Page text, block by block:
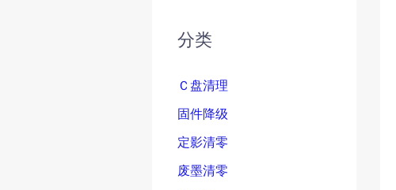
分类
Ｃ盘清理
固件降级
定影清零
废墨清零